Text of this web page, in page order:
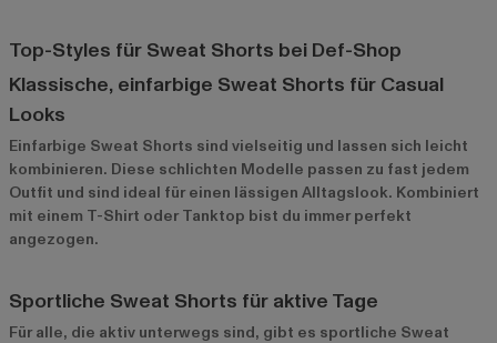
Top-Styles für Sweat Shorts bei Def-Shop
Klassische, einfarbige Sweat Shorts für Casual
Looks
Einfarbige Sweat Shorts sind vielseitig und lassen sich leicht
kombinieren. Diese schlichten Modelle passen zu fast jedem
Outfit und sind ideal für einen lässigen Alltagslook. Kombiniert
mit einem T-Shirt oder Tanktop bist du immer perfekt
angezogen.
Sportliche Sweat Shorts für aktive Tage
Für alle, die aktiv unterwegs sind, gibt es sportliche Sweat